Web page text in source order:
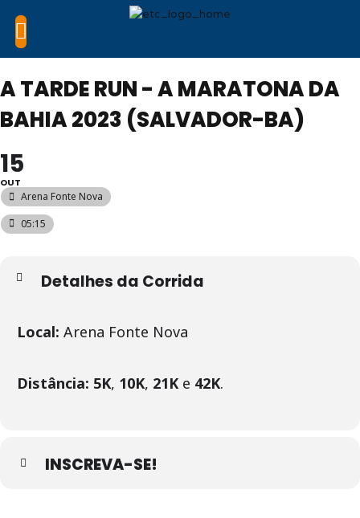
A TARDE RUN - A MARATONA DA
BAHIA 2023 (SALVADOR-BA)
15
OUT
Arena Fonte Nova
05:15
Detalhes da Corrida
Local: Arena Fonte Nova
Distância: 5K, 10K, 21Ke 42K.
INSCREVA-SE!